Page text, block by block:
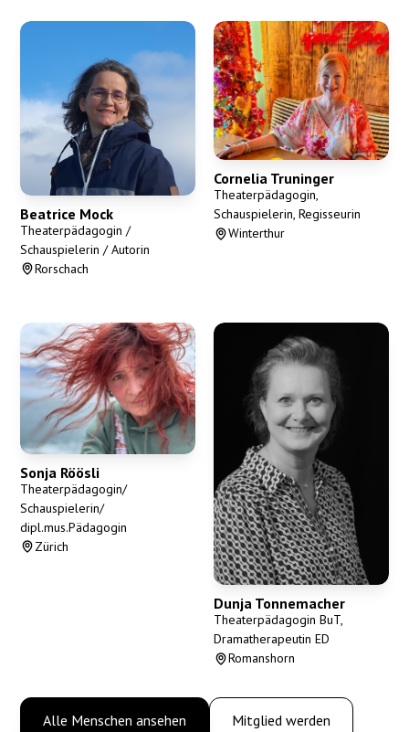
Beatrice Mock
Theaterpädagogin /
Schauspielerin / Autorin
Rorschach
Cornelia Truninger
Theaterpädagogin,
Schauspielerin, Regisseurin
Winterthur
Sonja Röösli
Theaterpädagogin/
Schauspielerin/
dipl.mus.Pädagogin
Zürich
Dunja Tonnemacher
Theaterpädagogin BuT,
Dramatherapeutin ED
Romanshorn
Alle Menschen ansehen Mitglied werden